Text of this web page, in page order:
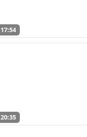
17:54
20:35